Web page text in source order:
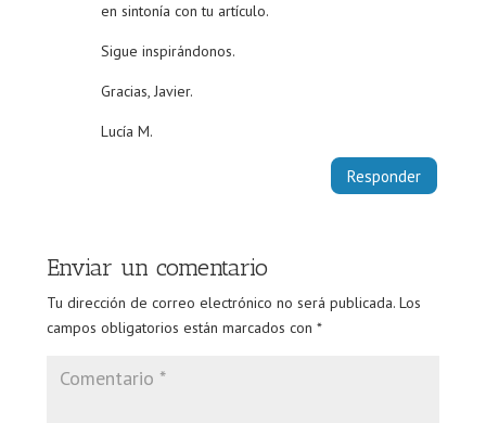
en sintonía con tu artículo.
Sigue inspirándonos.
Gracias, Javier.
Lucía M.
Responder
Enviar un comentario
Tu dirección de correo electrónico no será publicada. Los
campos obligatorios están marcados con *